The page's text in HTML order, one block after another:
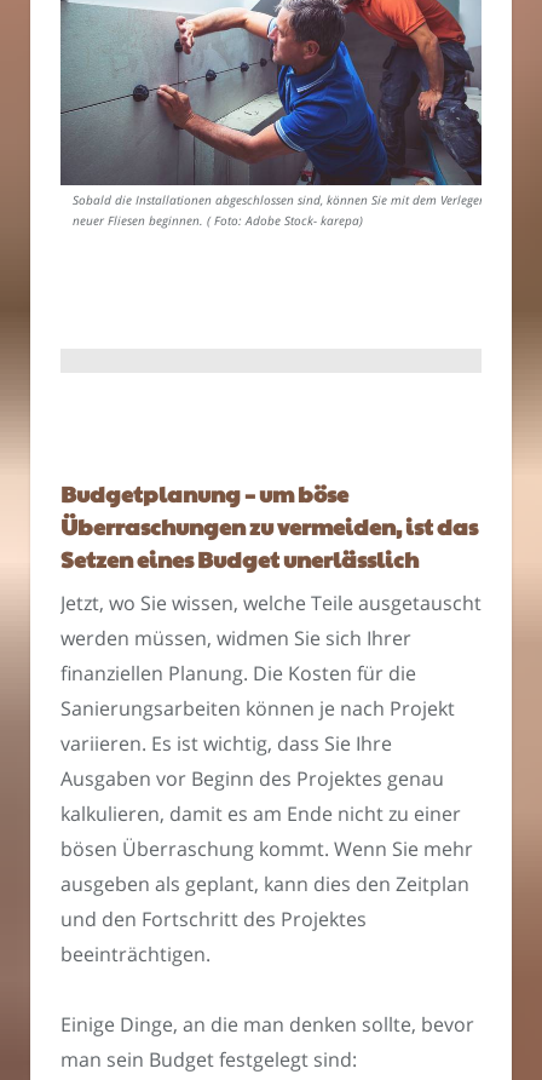
Sobald die Installationen abgeschlossen sind, können Sie mit dem Verlegen
neuer Fliesen beginnen. ( Foto: Adobe Stock- karepa)
Budgetplanung – um böse
Überraschungen zu vermeiden, ist das
Setzen eines Budget unerlässlich
Jetzt, wo Sie wissen, welche Teile ausgetauscht
werden müssen, widmen Sie sich Ihrer
finanziellen Planung. Die Kosten für die
Sanierungsarbeiten können je nach Projekt
variieren. Es ist wichtig, dass Sie Ihre
Ausgaben vor Beginn des Projektes genau
kalkulieren, damit es am Ende nicht zu einer
bösen Überraschung kommt. Wenn Sie mehr
ausgeben als geplant, kann dies den Zeitplan
und den Fortschritt des Projektes
beeinträchtigen.
Einige Dinge, an die man denken sollte, bevor
man sein Budget festgelegt sind: